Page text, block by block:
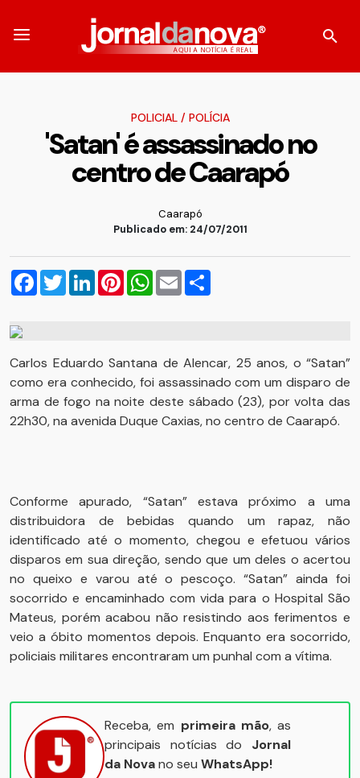
POLICIAL/ POLÍCIA
'Satan' é assassinado no
centro de Caarapó
Caarapó
Publicado em: 24/07/2011
Facebook
TwitterLinkedInPinterestWhatsApp
Email
Carlos Eduardo Santana de Alencar, 25 anos, o “Satan”
como era conhecido, foi assassinado com um disparo de
arma de fogo na noite deste sábado (23), por volta das
22h30, na avenida Duque Caxias, no centro de Caarapó.
Conforme apurado, “Satan” estava próximo a uma
distribuidora de bebidas quando um rapaz, não
identificado até o momento, chegou e efetuou vários
disparos em sua direção, sendo que um deles o acertou
no queixo e varou até o pescoço. “Satan” ainda foi
socorrido e encaminhado com vida para o Hospital São
Mateus, porém acabou não resistindo aos ferimentos e
veio a óbito momentos depois. Enquanto era socorrido,
policiais militares encontraram um punhal com a vítima.
Receba, em primeira mão, as
principais notícias do Jornal
da Novano seu WhatsApp!